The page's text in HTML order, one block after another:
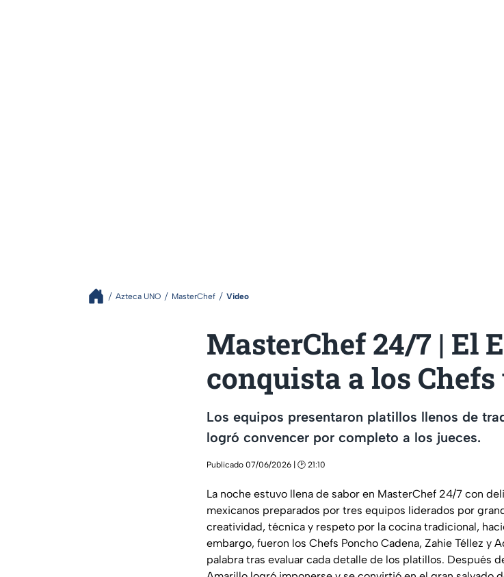
Azteca UNO MasterChef Video
MasterChef 24/7 | El
conquista a los
Los equipos presentaron platillos llenos de
logró convencer por completo a los jueces.
Publicado 07/06/2026 | 🕑 21:10
La noche estuvo llena de sabor en MasterChef 24/7 con
mexicanos preparados por tres equipos liderados por
creatividad, técnica y respeto por la cocina tradicional,
embargo, fueron los Chefs Poncho Cadena, Zahie Téllez y
palabra tras evaluar cada detalle de los platillos. Después